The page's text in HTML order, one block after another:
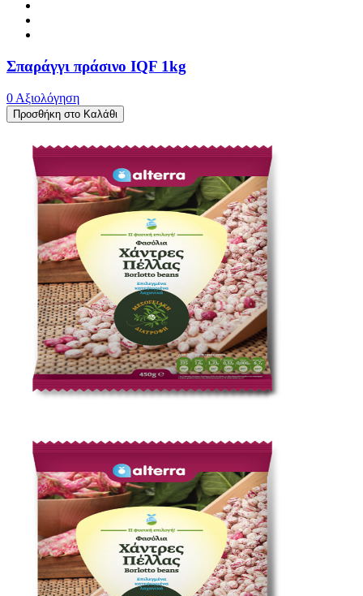
Σπαράγγι πράσινο IQF 1kg
0 Αξιολόγηση
Προσθήκη στο Καλάθι